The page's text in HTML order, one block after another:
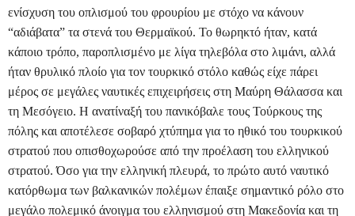
ενίσχυση του οπλισμού του φρουρίου με στόχο να κάνουν
“αδιάβατα” τα στενά του Θερμαϊκού. Το θωρηκτό ήταν, κατά
κάποιο τρόπο, παροπλισμένο με λίγα τηλεβόλα στο λιμάνι, αλλά
ήταν θρυλικό πλοίο για τον τουρκικό στόλο καθώς είχε πάρει
μέρος σε μεγάλες ναυτικές επιχειρήσεις στη Μαύρη Θάλασσα και
τη Μεσόγειο. Η ανατίναξή του πανικόβαλε τους Τούρκους της
πόλης και αποτέλεσε σοβαρό χτύπημα για το ηθικό του τουρκικού
στρατού που οπισθοχωρούσε από την προέλαση του ελληνικού
στρατού. Όσο για την ελληνική πλευρά, το πρώτο αυτό ναυτικό
κατόρθωμα των βαλκανικών πολέμων έπαιξε σημαντικό ρόλο στο
μεγάλο πολεμικό άνοιγμα του ελληνισμού στη Μακεδονία και τη